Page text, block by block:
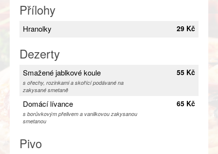
Přílohy
Hranolky 29 Kč
Dezerty
Smažené jablkové koule
s ořechy, rozinkami a skořící podávané na
zakysané smetaně
55 Kč
Domácí lívance
s borůvkovým přelivem a vanilkovou zakysanou
smetanou
65 Kč
Pivo